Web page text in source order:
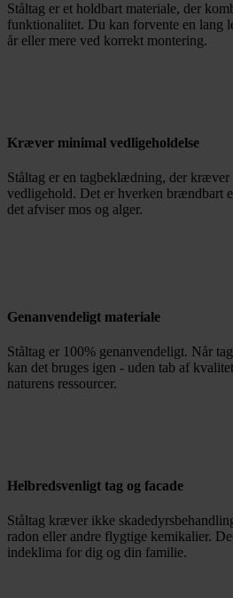
Ståltag er et holdbart materiale, der
funktionalitet. Du kan forvente en lang
år eller mere ved korrekt montering.
Kræver minimal vedligeholdelse
Ståltag er en tagbeklædning, der
vedligehold. Det er hverken brændbart
det afviser mos og alger.
Genanvendeligt materiale
Ståltag er 100% genanvendeligt. Når
kan det bruges igen - uden tab af
naturens ressourcer.
Helbredsvenligt tag og facade
Ståltag kræver ikke
radon eller andre flygtige kemikalier.
indeklima for dig og din familie.